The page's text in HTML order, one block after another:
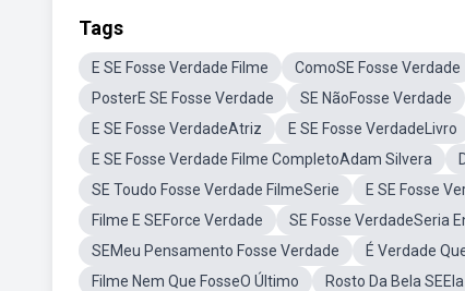
Tags
E SE Fosse Verdade Filme ComoSE Fosse Verdade
PosterE SE Fosse Verdade
SE NãoFosse Verdade
E SE Fosse VerdadeAtriz
E SE Fosse VerdadeLivro
E SE Fosse Verdade Filme CompletoAdam Silvera
SE Toudo Fosse Verdade FilmeSerie
E SE Fosse
Filme E SEForce Verdade
SE Fosse VerdadeSeria
SEMeu Pensamento Fosse Verdade
É Verdade
Filme Nem Que FosseO Último
Rosto Da Bela